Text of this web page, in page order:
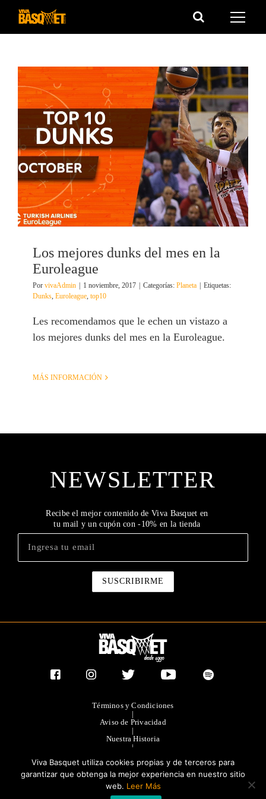
Saltar
Los mejores dunks del mes en la
Euroleague
Por vivaAdmin 1 noviembre, 2017 Categorías: Planeta
Etiquetas:
Dunks, Euroleague, top10
Les recomendamos que le echen un vistazo a
los mejores dunks del mes en la Euroleague.
MÁS INFORMACIÓN
NEWSLETTER
Recibe el mejor contenido de Viva Basquet en
tu mail y un cupón con -10% en la tienda
Términos y Condiciones
|
Aviso de Privacidad
|
Nuestra Historia
|
|
Publicidad
Viva Basquet utiliza cookies propias y de terceros para
garantizar que obtenga la mejor experiencia en nuestro sitio
web. Leer Más